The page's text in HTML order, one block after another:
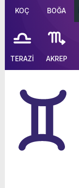
KOÇ BOĞA
TERAZİ AKREP